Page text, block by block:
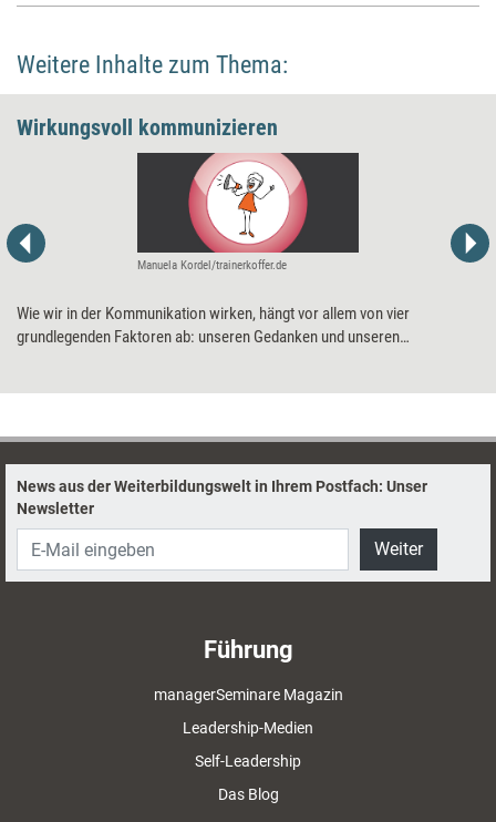
Weitere Inhalte zum Thema:
Wirkungsvoll kommunizieren
Manuela Kordel/trainerkoffer.de
Wie wir in der Kommunikation wirken, hängt vor allem von vier
grundlegenden Faktoren ab: unseren Gedanken und unseren
News aus der Weiterbildungswelt in Ihrem Postfach: Unser
Newsletter
Weiter
Führung
managerSeminare Magazin
Leadership-Medien
Self-Leadership
Das Blog